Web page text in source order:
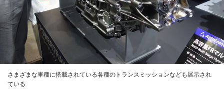
さまざまな車種に搭載されている各種のトランスミッションなども展示され
ている